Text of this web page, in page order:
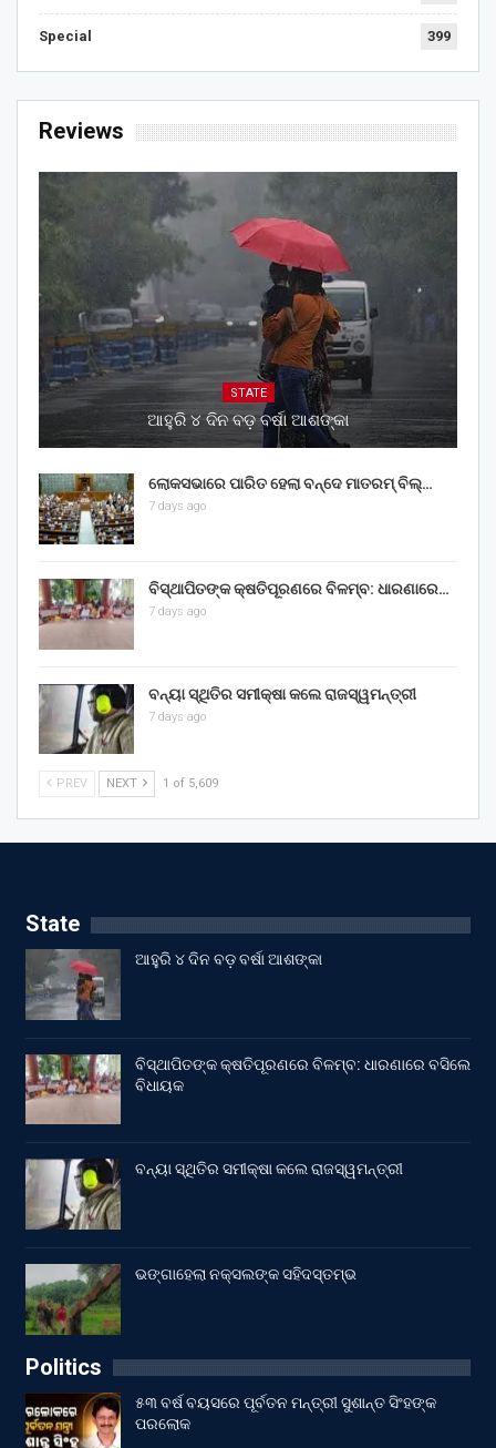
Special 399
Reviews
STATE
ଆହୁରି ୪ ଦିନ ବଡ଼ ବର୍ଷା ଆଶଙ୍କା
ଲୋକସଭାରେ ପାରିତ ହେଲା ବନ୍ଦେ ମାତରମ୍‌ ବିଲ୍‌…
7 days ago
ବିସ୍ଥାପିତଙ୍କ କ୍ଷତିପୂରଣରେ ବିଳମ୍ବ: ଧାରଣାରେ…
7 days ago
ବନ୍ୟା ସ୍ଥିତିର ସମୀକ୍ଷା କଲେ ରାଜସ୍ୱମନ୍ତ୍ରୀ
7 days ago
PREV NEXT 1 of 5,609
State
ଆହୁରି ୪ ଦିନ ବଡ଼ ବର୍ଷା ଆଶଙ୍କା
ବିସ୍ଥାପିତଙ୍କ କ୍ଷତିପୂରଣରେ ବିଳମ୍ବ: ଧାରଣାରେ ବସିଲେ
ବିଧାୟକ
ବନ୍ୟା ସ୍ଥିତିର ସମୀକ୍ଷା କଲେ ରାଜସ୍ୱମନ୍ତ୍ରୀ
ଭଙ୍ଗାହେଲା ନକ୍ସଲଙ୍କ ସହିଦସ୍ତମ୍ଭ
Politics
୫୩ ବର୍ଷ ବୟସରେ ପୂର୍ବତନ ମନ୍ତ୍ରୀ ସୁଶାନ୍ତ ସିଂହଙ୍କ
ପରଲୋକ